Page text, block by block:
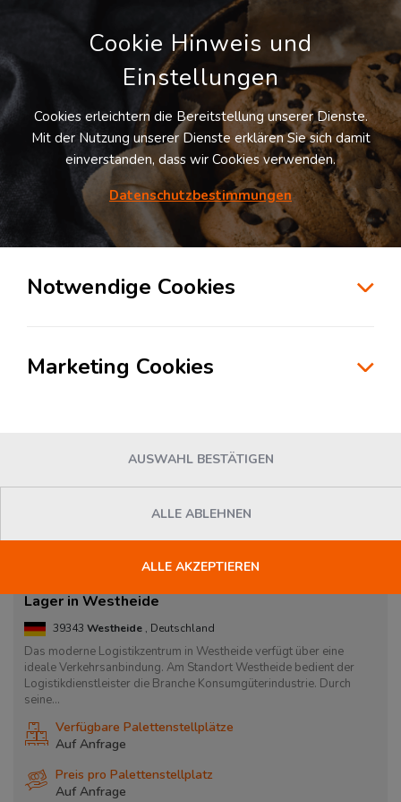
LOGIVISOR SUCHE
Lagerflächen in Westheide
Lager in Westheide
39343 Westheide , Deutschland
Das moderne Logistikzentrum in Westheide verfügt über eine
ideale Verkehrsanbindung. Am Standort Westheide bedient der
Logistikdienstleister die Branche Konsumgüterindustrie. Durch
seine...
Verfügbare Palettenstellplätze
Auf Anfrage
Preis pro Palettenstellplatz
Auf Anfrage
Cookie Hinweis und
Einstellungen
Cookies erleichtern die Bereitstellung unserer Dienste.
Mit der Nutzung unserer Dienste erklären Sie sich damit
einverstanden, dass wir Cookies verwenden.
Datenschutzbestimmungen
Notwendige Cookies
Marketing Cookies
AUSWAHL BESTÄTIGEN
ALLE ABLEHNEN
ALLE AKZEPTIEREN